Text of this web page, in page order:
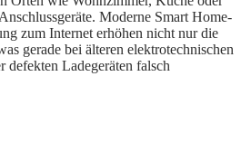
Moderne Smart Home-
zum Internet erhöhen nicht nur die
gerade bei älteren elektrotechnischen
Ladegeräten falsch